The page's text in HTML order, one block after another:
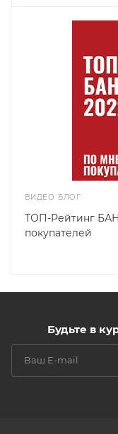
ВИДЕО БЛОГ
ТОП-Рейтинг
покупателей
Будьте в